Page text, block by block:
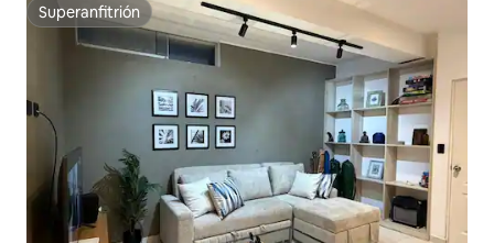
Superanfitrión
Superanfitrión